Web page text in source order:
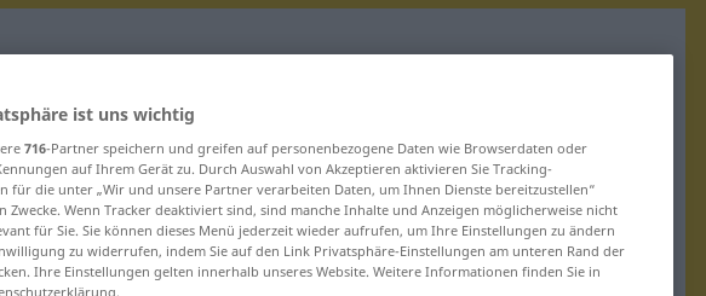
"izolacyjny"
ist uns wichtig
716-Partner speichern und greifen auf personenbezogene Daten wie Browserdaten oder
auf Ihrem Gerät zu. Durch Auswahl von Akzeptieren aktivieren Sie Tracking-
für die unter „Wir und unsere Partner verarbeiten Daten, um Ihnen Dienste bereitzustellen“
Zwecke. Wenn Tracker deaktiviert sind, sind manche Inhalte und Anzeigen möglicherweise nicht
für Sie. Sie können dieses Menü jederzeit wieder aufrufen, um Ihre Einstellungen zu ändern
zu widerrufen, indem Sie auf den Link Privatsphäre-Einstellungen am unteren Rand der
Ihre Einstellungen gelten innerhalb unseres Website. Weitere Informationen finden Sie in